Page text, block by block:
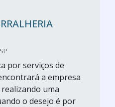
por serviços de
a empresa
uma
o desejo é por